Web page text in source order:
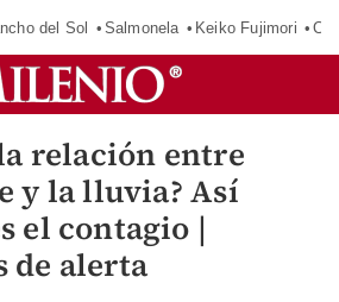
del Sol Salmonela Keiko Fujimori
relación entre
y la lluvia? Así
el contagio |
de alerta